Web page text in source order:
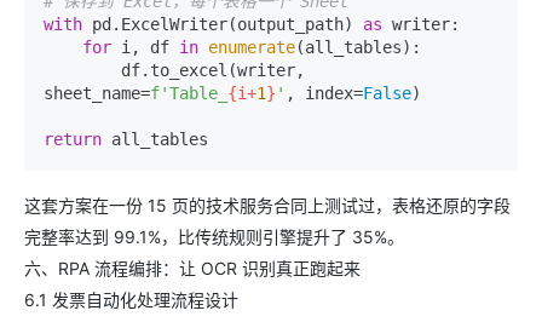
with pd.ExcelWriter(output_path) as writer:
for i, df in enumerate(all_tables):
sheet_name=f'Table_ {i+1} ' , index=False)
return
这套方案在一份 15 页的技术服务合同上测试过，表格还原的字段
完整率达到 99.1%，比传统规则引擎提升了 35%。
六、RPA 流程编排：让 OCR 识别真正跑起来
6.1 发票自动化处理流程设计